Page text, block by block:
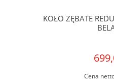
KOŁO ZĘBATE
Cena